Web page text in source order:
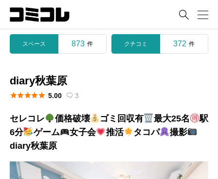

スペース 873 件 クチコミ 372 件
diary秋葉原
 5.00  3
セレコレ 価格破壊 ゴミ回収有 最大25名
駅
6分
ゲーム 女子会 推活 タコパ
撮影
diary秋葉原